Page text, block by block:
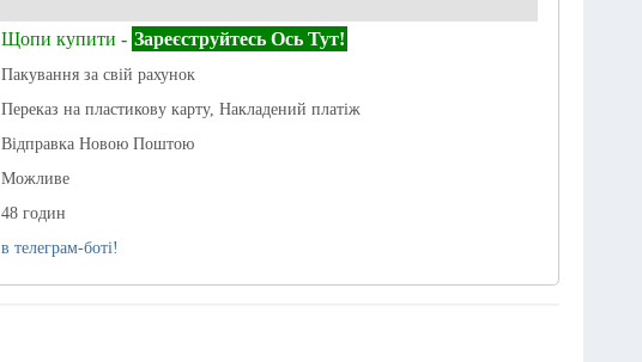
Щопи купити - Зареєструйтесь Ось Тут!
Пакування за свій рахунок
Переказ на пластикову карту, Накладений платіж
Відправка Новою Поштою
Можливе
48 годин
в телеграм-боті!